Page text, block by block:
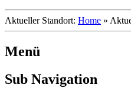
Aktueller Standort: Home »
Menü
Sub Navigation